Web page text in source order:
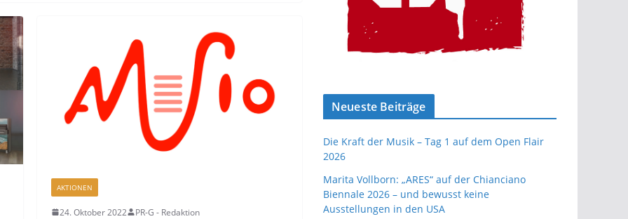
AKTIONEN
24. Oktober 2022 PR-G - Redaktion
Neueste Beiträge
Die Kraft der Musik – Tag 1 auf dem Open Flair
2026
Marita Vollborn: „ARES“ auf der Chianciano
Biennale 2026 – und bewusst keine
Ausstellungen in den USA